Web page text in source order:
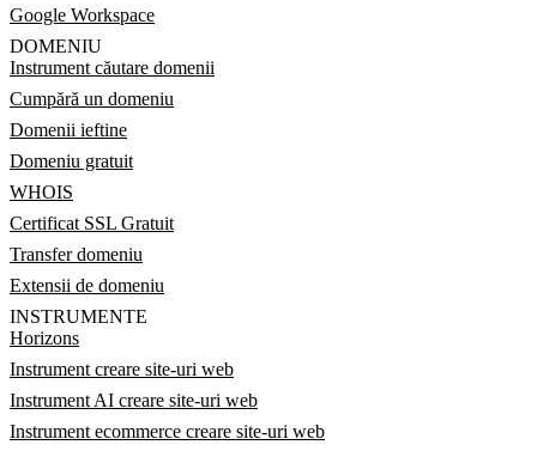
Google Workspace
DOMENIU
Instrument căutare domenii
Cumpără un domeniu
Domenii ieftine
Domeniu gratuit
WHOIS
Certificat SSL Gratuit
Transfer domeniu
Extensii de domeniu
INSTRUMENTE
Horizons
Instrument creare site-uri web
Instrument AI creare site-uri web
Instrument ecommerce creare site-uri web